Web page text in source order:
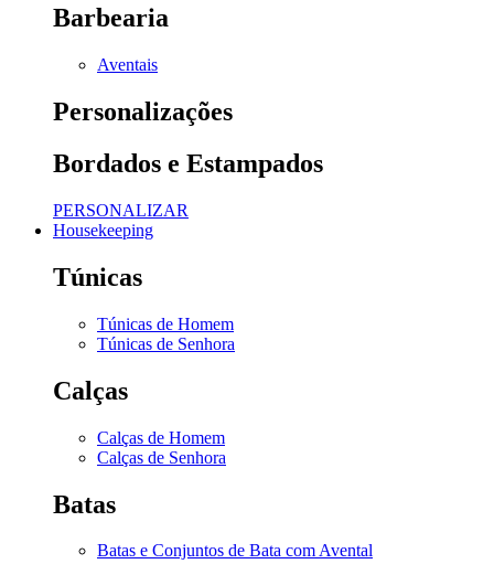
Barbearia
Aventais
Personalizações
Bordados e Estampados
PERSONALIZAR
Housekeeping
Túnicas
Túnicas de Homem
Túnicas de Senhora
Calças
Calças de Homem
Calças de Senhora
Batas
Batas e Conjuntos de Bata com Avental